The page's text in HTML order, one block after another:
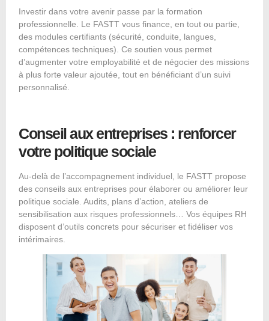
Investir dans votre avenir passe par la formation
professionnelle. Le FASTT vous finance, en tout ou partie,
des modules certifiants (sécurité, conduite, langues,
compétences techniques). Ce soutien vous permet
d’augmenter votre employabilité et de négocier des missions
à plus forte valeur ajoutée, tout en bénéficiant d’un suivi
personnalisé.
Conseil aux entreprises : renforcer
votre politique sociale
Au-delà de l’accompagnement individuel, le FASTT propose
des conseils aux entreprises pour élaborer ou améliorer leur
politique sociale. Audits, plans d’action, ateliers de
sensibilisation aux risques professionnels… Vos équipes RH
disposent d’outils concrets pour sécuriser et fidéliser vos
intérimaires.